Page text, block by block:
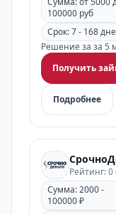
100000 руб
Срок: 7 - 168
Решение за за 5
Получить
Подробнее
Рейтинг: 0
Сумма: 2000 -
100000 ₽